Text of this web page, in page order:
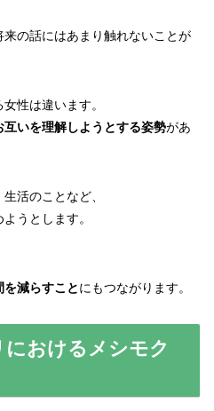
の話にはあまり触れないことが
性は違います。
互いを理解しようとする姿勢があ
活のことなど、
うとします。
減らすことにもつながります。
おけるメシモク